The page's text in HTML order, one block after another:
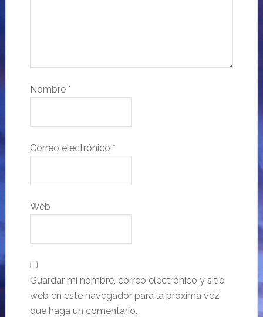
Nombre *
Correo electrónico *
Web
Guardar mi nombre, correo electrónico y sitio
web en este navegador para la próxima vez
que haga un comentario.